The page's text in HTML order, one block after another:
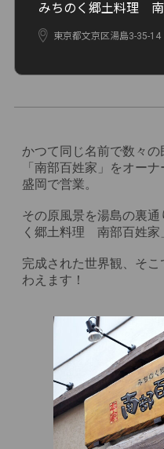
みちのく郷土料理
東京都文京区湯島3-35-
かつて同じ名前で数々の
「南部百姓家」をオー
盛岡で営業。
その原風景を湯島の裏
く郷土料理　南部百姓家
完成された世界観、そ
わえます！